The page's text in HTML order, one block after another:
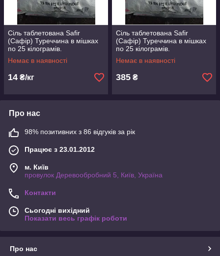
Сіль таблетована Safir
(Сафір) Туреччина в мішках
по 25 кілограмів.
Немає в наявності
14 ₴/кг
Сіль таблетована Safir
(Сафір) Туреччина в мішках
по 25 кілограмів.
Немає в наявності
385 ₴
Про нас
98% позитивних з 86 відгуків за рік
Працює з 23.01.2012
м. Київ
провулок Деревообробний 5, Київ, Україна
Контакти
Сьогодні вихідний
Показати весь графік роботи
Про нас